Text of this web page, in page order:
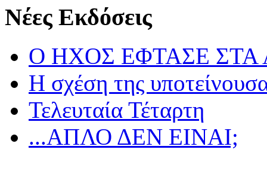
Νέες Εκδόσεις
Ο ΗΧΟΣ ΕΦΤΑΣΕ ΣΤΑ
Η σχέση της
Τελευταία Τέταρτη
...ΑΠΛΟ ΔΕΝ ΕΙΝΑΙ;